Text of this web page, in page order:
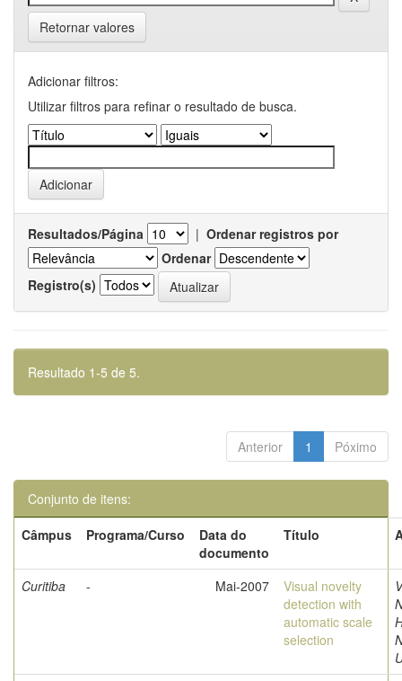
Retornar valores
Adicionar filtros:
Utilizar filtros para refinar o resultado de busca.
Resultados/Página | Ordenar registros por
Ordenar
Registro(s)
Resultado 1-5 de 5.
Anterior 1 Póximo
Conjunto de itens:
Câmpus
Programa/Curso
Data do
documento
Título
Curitiba - Mai-2007
Visual novelty
detection with
automatic scale
selection